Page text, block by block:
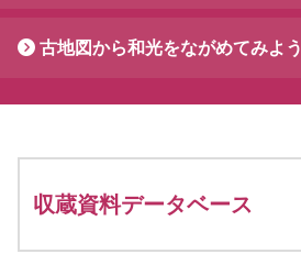
古地図から和光をながめてみよう
収蔵資料データベース